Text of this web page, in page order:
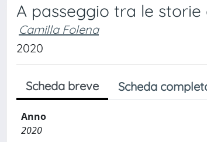
A passeggio tra le
Camilla Folena
2020
Scheda breve Scheda
Anno
2020